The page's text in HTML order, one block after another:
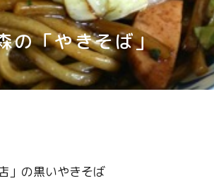
の「やきそば」
」の黒いやきそば